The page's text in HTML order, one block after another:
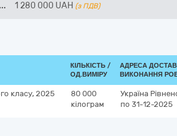
... 1 280 000 UAH (з ПДВ)
КІЛЬКІСТЬ /
ОД.ВИМІРУ
АДРЕСА
ВИКОНАННЯ
класу, 2025
80 000
кілограм
Україна
по 31-12-2025